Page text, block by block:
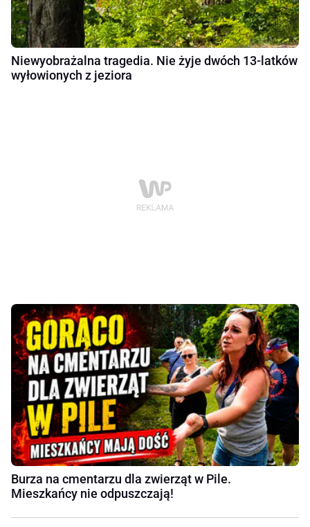
Niewyobrażalna tragedia. Nie żyje dwóch 13-latków
wyłowionych z jeziora
Burza na cmentarzu dla zwierząt w Pile.
Mieszkańcy nie odpuszczają!